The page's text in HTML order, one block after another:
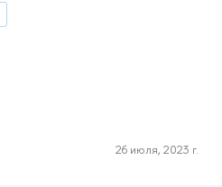
26 июля, 2023 г.